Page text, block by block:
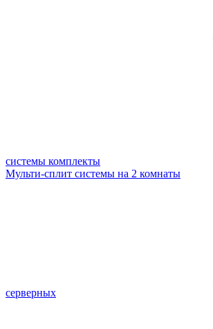
системы комплекты
Мульти-сплит системы на 2 комнаты
серверных